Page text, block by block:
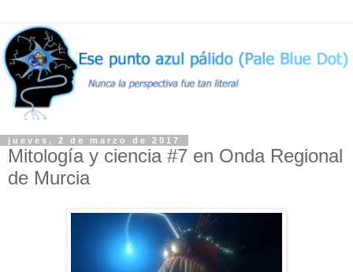
jueves, 2 de marzo de 2017
Mitología y ciencia #7 en Onda Regional
de Murcia